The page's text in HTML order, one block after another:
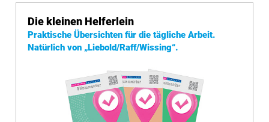
Die kleinen Helferlein
Praktische Übersichten für die tägliche Arbeit.
Natürlich von „Liebold/Raff/Wissing“.